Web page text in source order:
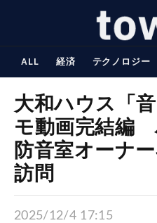
ALL 経済 テクノロジー
大和ハウス「
モ動画完結編
防音室オーナ
訪問
2025/12/4 17:15